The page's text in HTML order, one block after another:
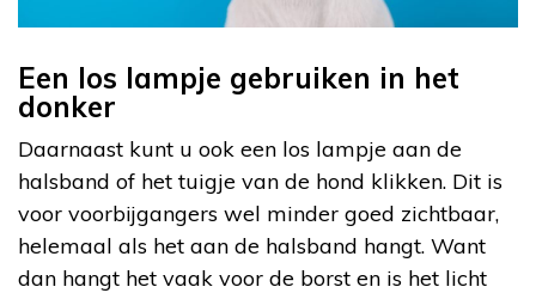
Een los lampje gebruiken in het
donker
Daarnaast kunt u ook een los lampje aan de
halsband of het tuigje van de hond klikken. Dit is
voor voorbijgangers wel minder goed zichtbaar,
helemaal als het aan de halsband hangt. Want
dan hangt het vaak voor de borst en is het licht